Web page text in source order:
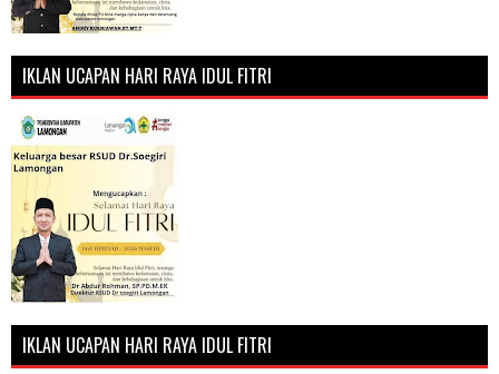
IKLAN UCAPAN HARI RAYA IDUL FITRI
IKLAN UCAPAN HARI RAYA IDUL FITRI